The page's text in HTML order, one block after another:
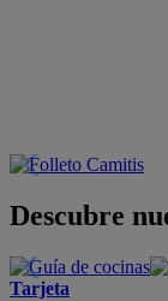
Descubre
Tarjeta